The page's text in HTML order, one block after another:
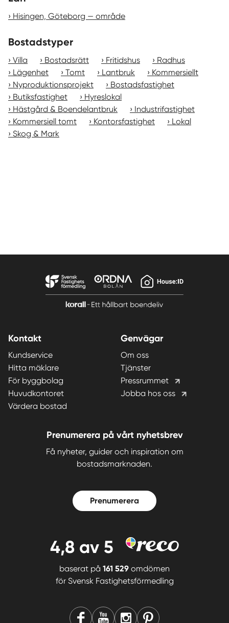
Hisingen, Göteborg — område
Bostadstyper
Villa Bostadsrätt Fritidshus
Radhus
Lägenhet
Tomt Lantbruk
Kommersiellt
Nyproduktionsprojekt
Bostadsfastighet
Butiksfastighet
Hyreslokal
Hästgård & Boendelantbruk
Industrifastighet
Kommersiell tomt
Kontorsfastighet
Lokal
Skog & Mark
Kontakt
Kundservice
Hitta mäklare
För byggbolag
Huvudkontoret
Värdera bostad
Genvägar
Om oss
Tjänster
Pressrummet
Jobba hos oss
Prenumerera på vårt nyhetsbrev
Få nyheter, guider och inspiration om
bostadsmarknaden.
Prenumerera
4,8 av 5
baserat på 161 529 omdömen
för Svensk Fastighetsförmedling